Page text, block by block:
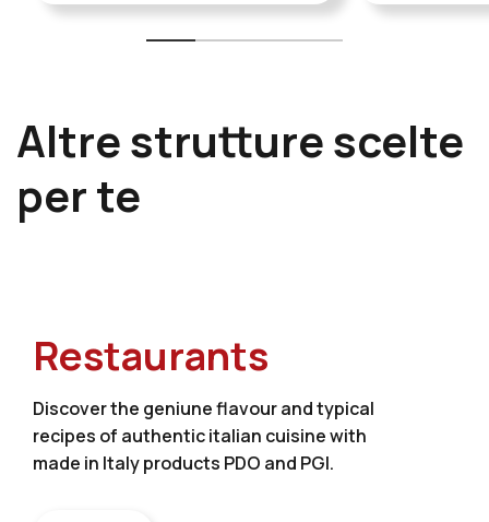
Altre strutture scelte
per te
Restaurants
Discover the geniune flavour and typical
recipes of authentic italian cuisine with
made in Italy products PDO and PGI.